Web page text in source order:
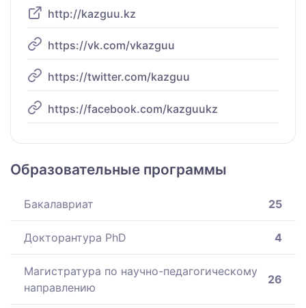
http://kazguu.kz
https://vk.com/vkazguu
https://twitter.com/kazguu
https://facebook.com/kazguukz
Образовательные программы
Бакалавриат 25
Докторантура PhD 4
Магистратура по научно-педагогическому
направлению
26